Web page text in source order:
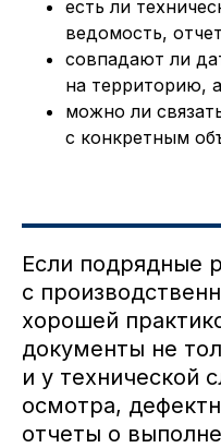
есть ли
ведомость,
совпадают ли
на территорию,
можно ли
с конкретным
Если подрядные
с
хорошей
документы не
и у технической
осмотра,
отчеты о